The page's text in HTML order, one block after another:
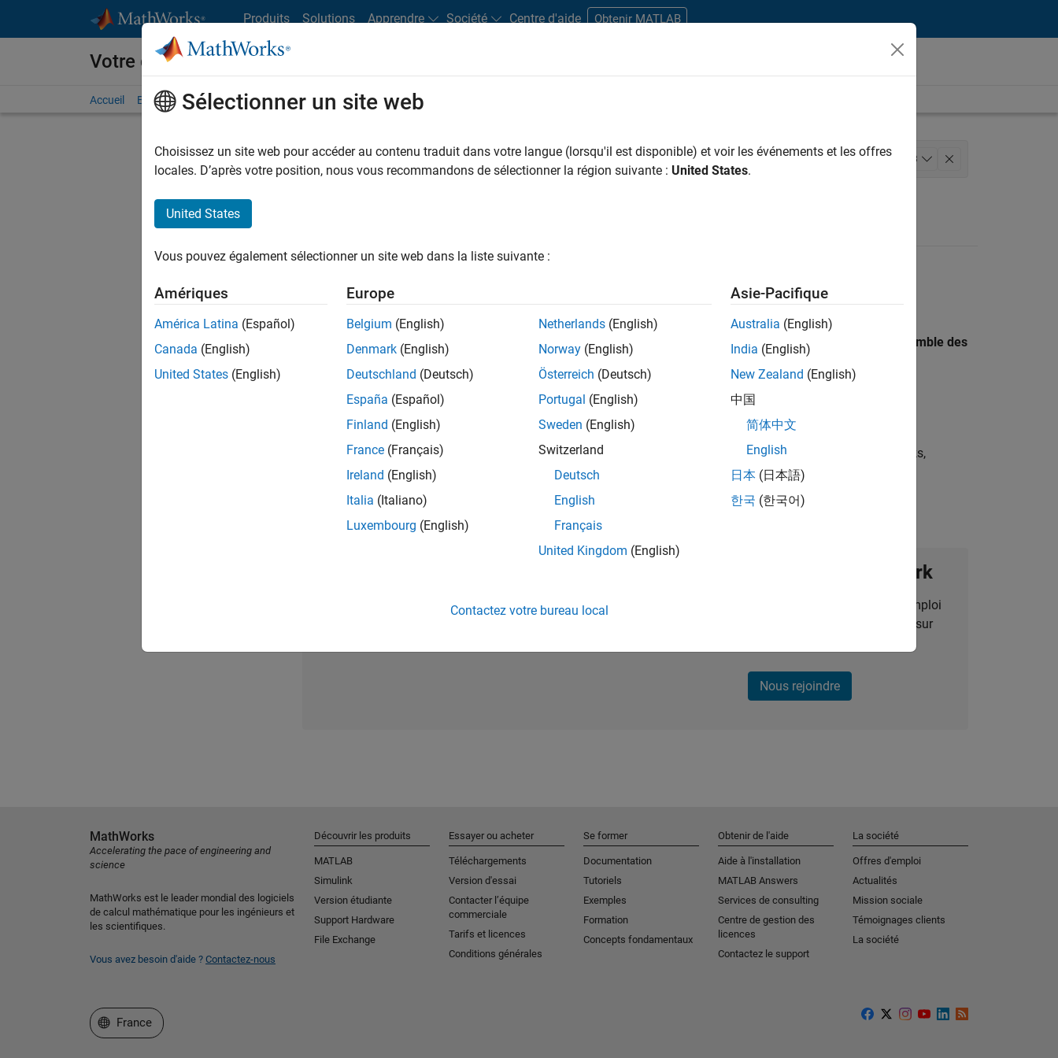
Produits Solutions Apprendre Société Centre d'aide Obtenir MATLAB
Votre carrière chez MathWorks
Accueil Explorer nos opportunités Adresses de nos bureaux Étudiants et carrières
FILTRER PAR Programme destiné aux nouvelles carrières (EDG) Applications et outils commerciaux Technologies de l’information 3
Les descriptions de poste n’ont pas toutes été traduites. Effectuez une recherche par lieu pour trouver l’ensemble des
opportunités de votre région.
Senior Software Quality Engineer
Senior Software Quality Engineer
FR-Meudon| Ingénierie de la qualité | Expérimenté(e)
Leverage your C/C++ development skills to design and develop test strategies, scalable test frameworks,
automated test suites, Hands-on testing for Polyspace.
Rejoignez notre Talent Network
Recevez des alertes pour des opportunités d'emploi
personnalisées, des articles et des actualités sur
Nous rejoindre
Sélectionner un site web
Choisissez un site web pour accéder au contenu traduit dans votre langue (lorsqu'il est disponible) et voir les événements et les offres
locales. D’après votre position, nous vous recommandons de sélectionner la région suivante : United States.
United States
Vous pouvez également sélectionner un site web dans la liste suivante :
Amériques
América Latina (Español)
Canada (English)
United States (English)
Europe
Belgium (English)
Denmark (English)
Deutschland (Deutsch)
España (Español)
Finland (English)
France (Français)
Ireland (English)
Italia (Italiano)
Luxembourg (English)
Netherlands (English)
Norway (English)
Österreich (Deutsch)
Portugal (English)
Sweden (English)
Switzerland
Deutsch
English
Français
United Kingdom (English)
Asie-Pacifique
Australia (English)
India (English)
New Zealand (English)
中国
简体中文
English
日本 (日本語)
한국 (한국어)
Contactez votre bureau local
MathWorks
Accelerating the pace of engineering and
science
MathWorks est le leader mondial des logiciels
de calcul mathématique pour les ingénieurs et
les scientifiques.
Vous avez besoin d'aide ? Contactez-nous
Découvrir les produits
MATLAB
Simulink
Version étudiante
Support Hardware
File Exchange
Essayer ou acheter
Téléchargements
Version d'essai
Contacter l’équipe
commerciale
Tarifs et licences
Conditions générales
Se former
Documentation
Tutoriels
Exemples
Formation
Concepts fondamentaux
Obtenir de l'aide
Aide à l'installation
MATLAB Answers
Services de consulting
Centre de gestion des
licences
Contactez le support
La société
Offres d'emploi
Actualités
Mission sociale
Témoignages clients
La société
Sélectionner un site web
France